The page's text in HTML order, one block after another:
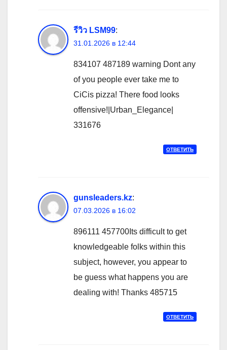
รีวิว LSM99:
31.01.2026 в 12:44
834107 487189 warning Dont any
of you people ever take me to
CiCis pizza! There food looks
offensive!|Urban_Elegance|
331676
ОТВЕТИТЬ
gunsleaders.kz:
07.03.2026 в 16:02
896111 457700Its difficult to get
knowledgeable folks within this
subject, however, you appear to
be guess what happens you are
dealing with! Thanks 485715
ОТВЕТИТЬ